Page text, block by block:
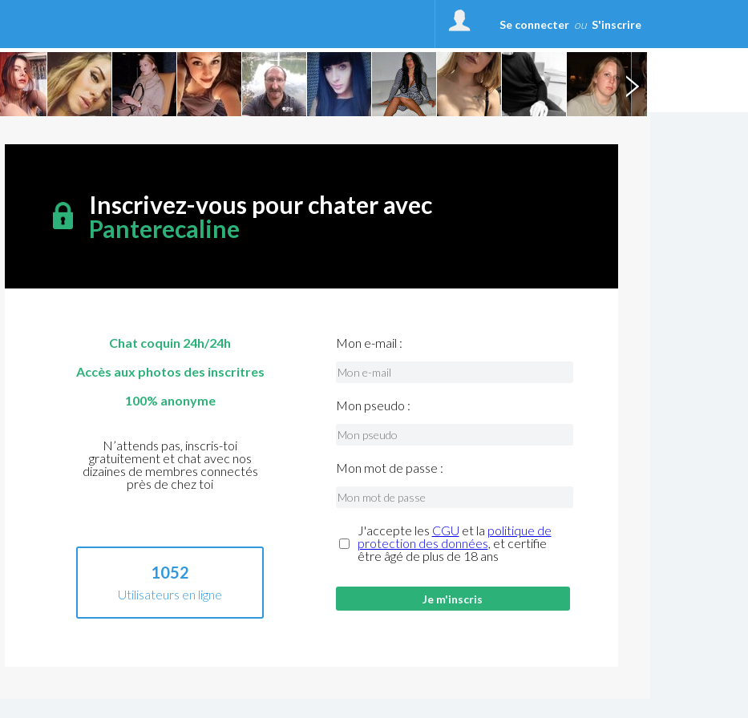
Se connecter ou S'inscrire
Inscrivez-vous pour chater avec
Panterecaline
Chat coquin 24h/24h
Accès aux photos des inscritres
100% anonyme
N’attends pas, inscris-toi
gratuitement et chat avec nos
dizaines de membres connectés
près de chez toi
1052
Utilisateurs en ligne
Mon e-mail :
Mon pseudo :
Mon mot de passe :
J'accepte les CGU et la politique de
protection des données, et certifie
être âgé de plus de 18 ans